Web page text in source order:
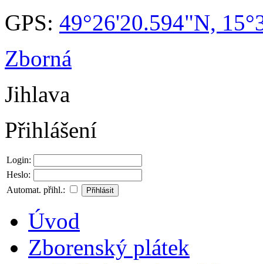
GPS: 49°26'20.594"N,
Zborná
Jihlava
Přihlášení
Login:
Heslo:
Automat. přihl.:
Úvod
Zborenský plátek